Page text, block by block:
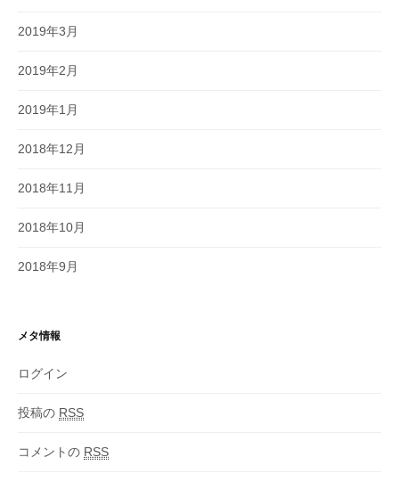
2019年3月
2019年2月
2019年1月
2018年12月
2018年11月
2018年10月
2018年9月
メタ情報
ログイン
投稿の RSS
コメントの RSS